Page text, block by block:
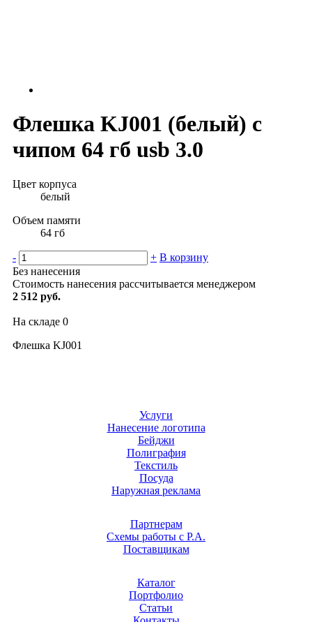
Флешка KJ001 (белый) с
чипом 64 гб usb 3.0
Цвет корпуса
белый
Объем памяти
64 гб
- + В корзину
Без нанесения
Стоимость нанесения рассчитывается менеджером
2 512 руб.
На складе 0
Флешка KJ001
Услуги
Нанесение логотипа
Бейджи
Полиграфия
Текстиль
Посуда
Наружная реклама
Партнерам
Схемы работы с Р.А.
Поставщикам
Каталог
Портфолио
Статьи